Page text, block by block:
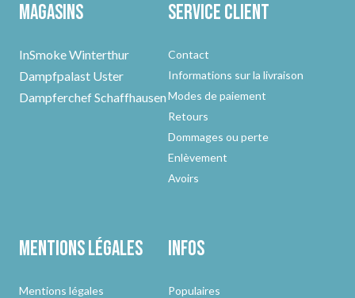
Magasins
InSmoke Winterthur
Dampfpalast Uster
Dampferchef Schaffhausen
Service client
Contact
Informations sur la livraison
Modes de paiement
Retours
Dommages ou perte
Enlèvement
Avoirs
Mentions légales
Mentions légales
Infos
Populaires